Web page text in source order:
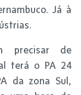
Já à
precisar de
terá o PA 24
da zona Sul,